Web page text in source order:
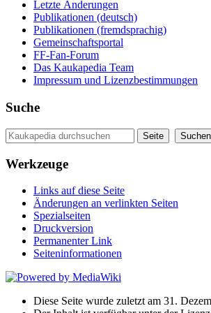
Letzte Änderungen
Publikationen (deutsch)
Publikationen (fremdsprachig)
Gemeinschaftsportal
FF-Fan-Forum
Das Kaukapedia Team
Impressum und Lizenzbestimmungen
Suche
Werkzeuge
Links auf diese Seite
Änderungen an verlinkten Seiten
Spezialseiten
Druckversion
Permanenter Link
Seiten­informationen
Diese Seite wurde zuletzt am 31.